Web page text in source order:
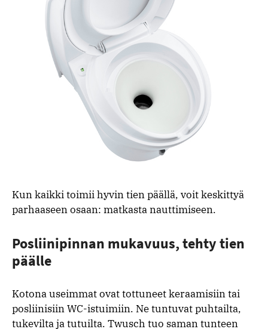
Kun kaikki toimii hyvin tien päällä, voit keskittyä
parhaaseen osaan: matkasta nauttimiseen.
Posliinipinnan mukavuus, tehty tien
päälle
Kotona useimmat ovat tottuneet keraamisiin tai
posliinisiin WC-istuimiin. Ne tuntuvat puhtailta,
tukevilta ja tutuilta. Twusch tuo saman tunteen